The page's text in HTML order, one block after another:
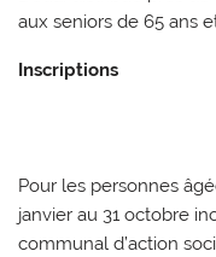
aux seniors de 65 ans
Inscriptions
Pour les personnes
janvier au 31 octobre
communal d’action